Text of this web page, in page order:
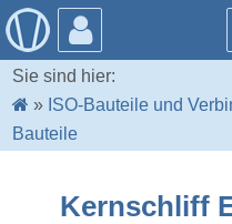
Sie sind hier:
» ISO-Bauteile und
Bauteile
Kernschliff